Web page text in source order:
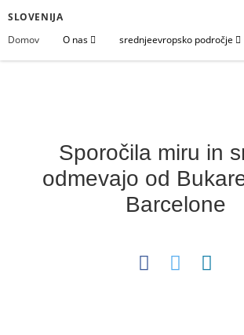
SLOVENIJA
Domov
O nas srednjeevropsko področje
Sporočila miru in
odmevajo od
Barcelone